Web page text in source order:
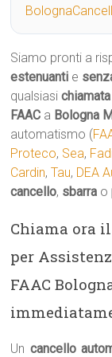
Siamo pronti a
estenuanti e
qualsiasi
FAAC a Bologna
automatismo (
Proteco, Sea,
Cardin,Tau, DEA
cancello, sbarra o
Chiama ora il
per
FAAC
Un cancello